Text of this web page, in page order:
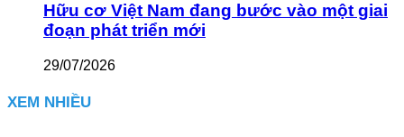
Hữu cơ Việt Nam đang bước vào một giai
đoạn phát triển mới
29/07/2026
XEM NHIỀU